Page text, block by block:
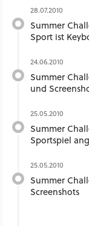
28.07.2010
Summer
Sport ist
24.06.2010
Summer
und
25.05.2010
Summer
Sportspiel
25.05.2010
Summer
Screenshots